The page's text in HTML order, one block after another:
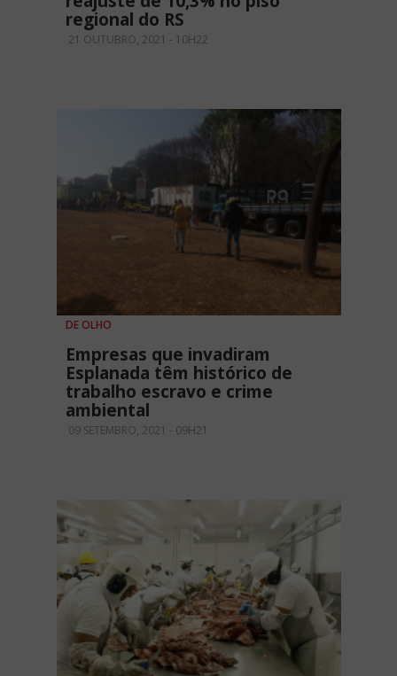
regional do RS
21 OUTUBRO, 2021 - 10H22
DE OLHO
Empresas que invadiram
Esplanada têm histórico de
trabalho escravo e crime
ambiental
09 SETEMBRO, 2021 - 09H21